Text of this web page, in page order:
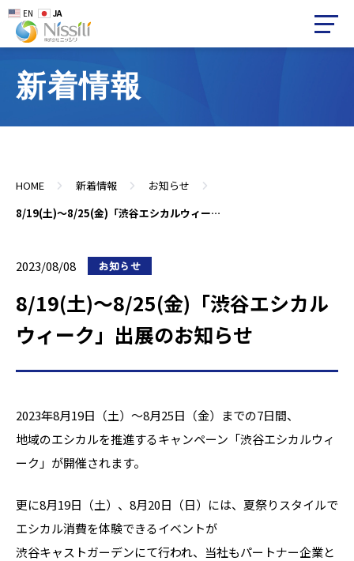
新着情報
HOME 新着情報
お知らせ
8/19(土)～8/25(金)「渋谷エシカルウィーク」出展のお知らせ
2023/08/08 お知らせ
8/19(土)～8/25(金)「渋谷エシカル
ウィーク」出展のお知らせ
2023年8月19日（土）～8月25日（金）までの7日間、
地域のエシカルを推進するキャンペーン「渋谷エシカルウィ
ーク」が開催されます。
更に8月19日（土）、8月20日（日）には、夏祭りスタイルで
エシカル消費を体験できるイベントが
渋谷キャストガーデンにて行われ、当社もパートナー企業と
EN JA